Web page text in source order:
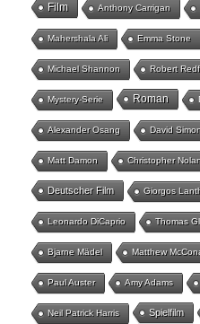
Film Anthony Carrigan
Mahershala Ali Emma Stone
Michael Shannon Robert
Mystery-Serie Roman
Alexander Osang David
Matt Damon Christopher
Deutscher Film Giorgos
Leonardo DiCaprio Thomas
Bjarne Mädel Matthew
Paul Auster Amy Adams
Neil Patrick Harris Spielfilm